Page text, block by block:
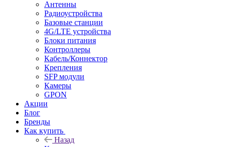
Антенны
Радиоустройства
Базовые станции
4G/LTE устройства
Блоки питания
Контроллеры
Кабель/Коннектор
Крепления
SFP модули
Камеры
GPON
Акции
Блог
Бренды
Как купить
Назад